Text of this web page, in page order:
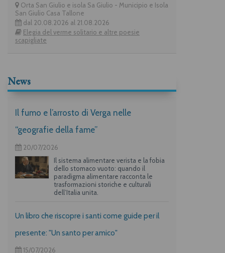
Orta San Giulio e isola Sa Giulio - Municipio e Isola
San Giulio Casa Tallone
dal 20.08.2026 al 21.08.2026
Elegia del verme solitario e altre poesie
scapigliate
News
Il fumo e l’arrosto di Verga nelle
“geografie della fame”
20/07/2026
Il sistema alimentare verista e la fobia
dello stomaco vuoto: quando il
paradigma alimentare racconta le
trasformazioni storiche e culturali
dell’Italia unita.
Un libro che riscopre i santi come guide per il
presente: "Un santo per amico"
15/07/2026